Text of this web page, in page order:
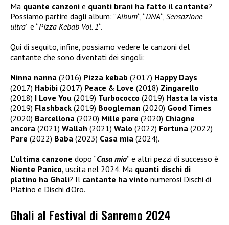
Ma quante canzoni e quanti brani ha fatto il cantante?
Possiamo partire dagli album: “Album“, “DNA“, Sensazione
ultra” e “Pizza Kebab Vol. 1“.
Qui di seguito, infine, possiamo vedere le canzoni del
cantante che sono diventati dei singoli:
Ninna nanna (2016) Pizza kebab (2017) Happy Days
(2017) Habibi (2017) Peace & Love (2018) Zingarello
(2018) I Love You (2019) Turbococco (2019) Hasta la vista
(2019) Flashback (2019) Boogleman (2020) Good Times
(2020) Barcellona (2020) Mille pare (2020) Chiagne
ancora (2021) Wallah (2021) Walo (2022) Fortuna (2022)
Pare (2022) Baba (2023) Casa mia (2024).
L’ultima canzone dopo “Casa mia” e altri pezzi di successo è
Niente Panico, uscita nel 2024. Ma quanti dischi di
platino ha Ghali? Il cantante ha vinto numerosi Dischi di
Platino e Dischi d’Oro.
Ghali al Festival di Sanremo 2024